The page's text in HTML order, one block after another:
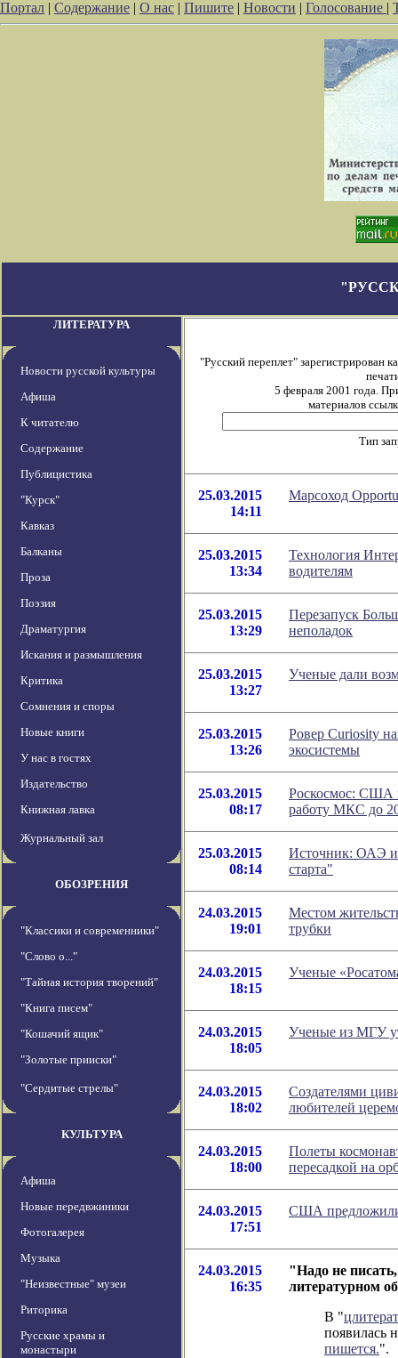
Портал | Содержание | О нас | Пишите | Новости | Голосование |
ЛИТЕРАТУРА
Новости русской культуры
Афиша
К читателю
Содержание
Публицистика
"Курск"
Кавказ
Балканы
Проза
Поэзия
Драматургия
Искания и размышления
Критика
Сомнения и споры
Новые книги
У нас в гостях
Издательство
Книжная лавка
Журнальный зал
ОБОЗРЕНИЯ
"Классики и современники"
"Слово о..."
"Тайная история творений"
"Книга писем"
"Кошачий ящик"
"Золотые прииски"
"Сердитые стрелы"
КУЛЬТУРА
Афиша
Новые передвжиники
Фотогалерея
Музыка
"Неизвестные" музеи
Риторика
Русские храмы и
монастыри
"Русский переплет" зарегистрирован
5 февраля 2001 года.
материалов
Тип
25.03.2015
14:11
Марсоход
25.03.2015
13:34
Технология
водителям
25.03.2015
13:29
Перезапуск
неполадок
25.03.2015
13:27
Ученые дали
25.03.2015
13:26
Ровер Curiosity
экосистемы
25.03.2015
08:17
Роскосмос: США
работу МКС до
25.03.2015
08:14
Источник: ОАЭ
старта"
24.03.2015
19:01
Местом
трубки
24.03.2015
18:15
Ученые
24.03.2015
18:05
Ученые из МГУ
24.03.2015
18:02
Создателями
любителей
24.03.2015
18:00
Полеты
пересадкой на
24.03.2015
17:51
США предложили
24.03.2015
16:35
"Надо не
литературном
В "
появилась
пишется.".